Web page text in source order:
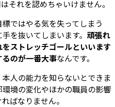
それを認めちゃいけません。
ではやる気を失ってしまう
を抜いてしまいます。 頑張れ
ストレッチゴールといいます
のが一番大事なんです。
人の能力を知らないとできま
境の変化やほかの職員の影響
ばなりません。